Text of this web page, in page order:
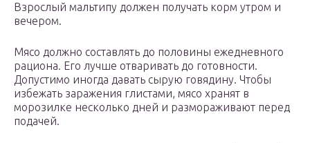
Взрослый мальтипу должен получать корм утром и
вечером.
Мясо должно составлять до половины ежедневного
рациона. Его лучше отваривать до готовности.
Допустимо иногда давать сырую говядину. Чтобы
избежать заражения глистами, мясо хранят в
морозилке несколько дней и размораживают перед
подачей.